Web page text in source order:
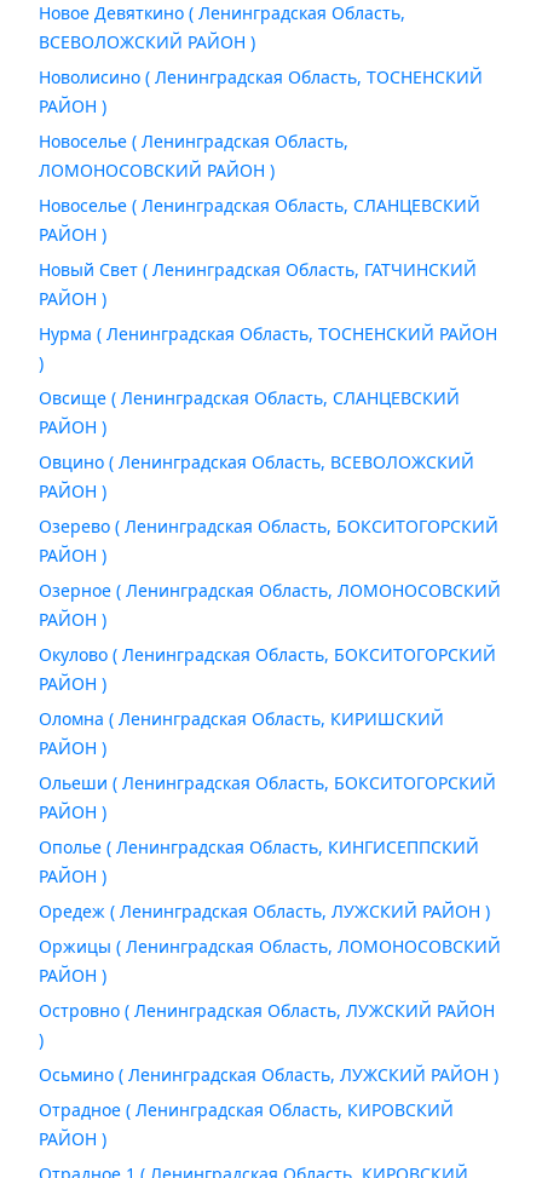
Новое Девяткино ( Ленинградская Область,
ВСЕВОЛОЖСКИЙ РАЙОН )
Новолисино ( Ленинградская Область, ТОСНЕНСКИЙ
РАЙОН )
Новоселье ( Ленинградская Область,
ЛОМОНОСОВСКИЙ РАЙОН )
Новоселье ( Ленинградская Область, СЛАНЦЕВСКИЙ
РАЙОН )
Новый Свет ( Ленинградская Область, ГАТЧИНСКИЙ
РАЙОН )
Нурма ( Ленинградская Область, ТОСНЕНСКИЙ РАЙОН
)
Овсище ( Ленинградская Область, СЛАНЦЕВСКИЙ
РАЙОН )
Овцино ( Ленинградская Область, ВСЕВОЛОЖСКИЙ
РАЙОН )
Озерево ( Ленинградская Область, БОКСИТОГОРСКИЙ
РАЙОН )
Озерное ( Ленинградская Область, ЛОМОНОСОВСКИЙ
РАЙОН )
Окулово ( Ленинградская Область, БОКСИТОГОРСКИЙ
РАЙОН )
Оломна ( Ленинградская Область, КИРИШСКИЙ
РАЙОН )
Ольеши ( Ленинградская Область, БОКСИТОГОРСКИЙ
РАЙОН )
Ополье ( Ленинградская Область, КИНГИСЕППСКИЙ
РАЙОН )
Оредеж ( Ленинградская Область, ЛУЖСКИЙ РАЙОН )
Оржицы ( Ленинградская Область, ЛОМОНОСОВСКИЙ
РАЙОН )
Островно ( Ленинградская Область, ЛУЖСКИЙ РАЙОН
)
Осьмино ( Ленинградская Область, ЛУЖСКИЙ РАЙОН )
Отрадное ( Ленинградская Область, КИРОВСКИЙ
РАЙОН )